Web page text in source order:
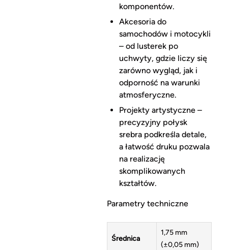
komponentów.
Akcesoria do
samochodów i motocykli
– od lusterek po
uchwyty, gdzie liczy się
zarówno wygląd, jak i
odporność na warunki
atmosferyczne.
Projekty artystyczne –
precyzyjny połysk
srebra podkreśla detale,
a łatwość druku pozwala
na realizację
skomplikowanych
kształtów.
Parametry techniczne
Średnica
1,75 mm
(±0,05 mm)